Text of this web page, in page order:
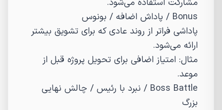
مشارکت استفاده می‌شود.
Bonus
/ پاداش اضافه / بونوس
پاداشی فراتر از روند عادی که برای تشویق بیشتر
ارائه می‌شود.
مثال: امتیاز اضافی برای تحویل پروژه قبل از
موعد.
Boss Battle
/ نبرد با رئیس / چالش نهایی
بزرگ